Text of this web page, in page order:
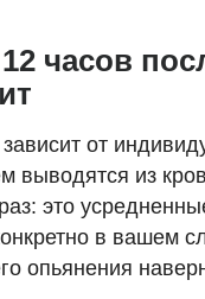
часов
от
выводятся из
это
в вашем
опьянения